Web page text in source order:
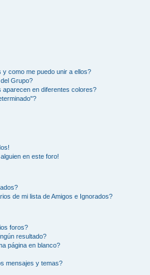
como me puedo unir a ellos?
Grupo?
en diferentes colores?
en este foro!
de mi lista de Amigos e Ignorados?
foros?
resultado?
página en blanco?
mensajes y temas?